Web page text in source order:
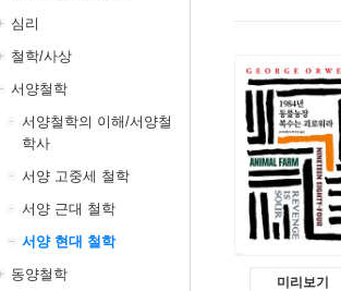
심리
철학/사상
서양철학
서양철학의 이해/서양철
학사
서양 고중세 철학
서양 근대 철학
서양 현대 철학
동양철학
미리보기